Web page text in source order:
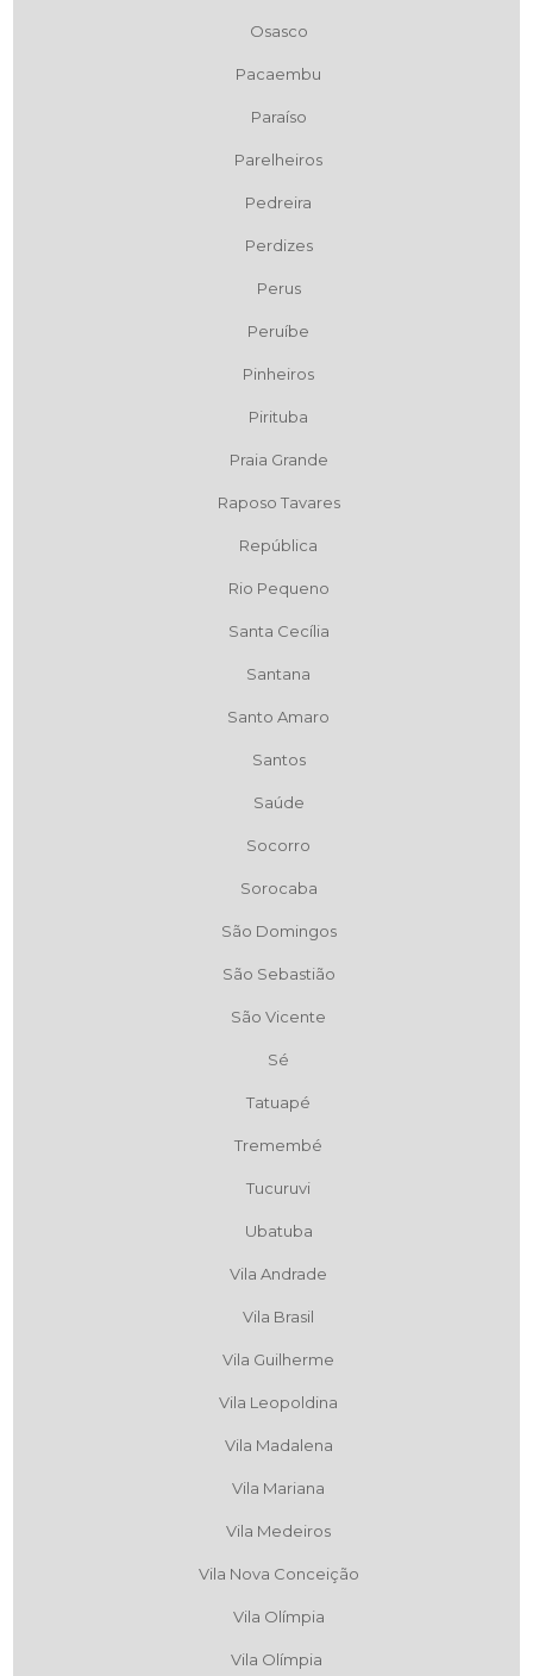
Osasco
Pacaembu
Paraíso
Parelheiros
Pedreira
Perdizes
Perus
Peruíbe
Pinheiros
Pirituba
Praia Grande
Raposo Tavares
República
Rio Pequeno
Santa Cecília
Santana
Santo Amaro
Santos
Saúde
Socorro
Sorocaba
São Domingos
São Sebastião
São Vicente
Sé
Tatuapé
Tremembé
Tucuruvi
Ubatuba
Vila Andrade
Vila Brasil
Vila Guilherme
Vila Leopoldina
Vila Madalena
Vila Mariana
Vila Medeiros
Vila Nova Conceição
Vila Olímpia
Vila Olímpia